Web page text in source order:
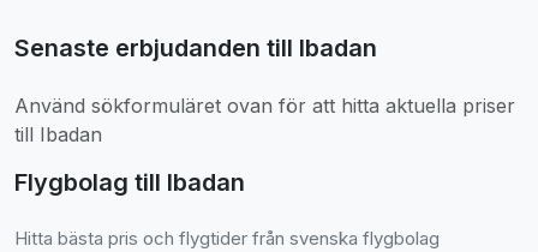
Senaste erbjudanden till Ibadan
Använd sökformuläret ovan för att hitta aktuella priser
till Ibadan
Flygbolag till Ibadan
Hitta bästa pris och flygtider från svenska flygbolag